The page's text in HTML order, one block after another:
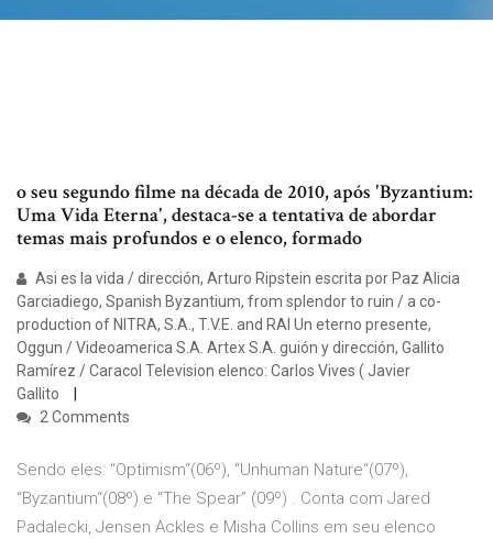
o seu segundo filme na década de 2010, após 'Byzantium:
Uma Vida Eterna', destaca-se a tentativa de abordar
temas mais profundos e o elenco, formado
Asi es la vida / dirección, Arturo Ripstein escrita por Paz Alicia
Garciadiego, Spanish Byzantium, from splendor to ruin / a co-
production of NITRA, S.A., T.V.E. and RAI Un eterno presente,
Oggun / Videoamerica S.A. Artex S.A. guión y dirección, Gallito
Ramírez / Caracol Television elenco: Carlos Vives ( Javier
Gallito
2 Comments
Sendo eles: “Optimism“(06º), “Unhuman Nature“(07º),
“Byzantium“(08º) e “The Spear” (09º) . Conta com Jared
Padalecki, Jensen Ackles e Misha Collins em seu elenco